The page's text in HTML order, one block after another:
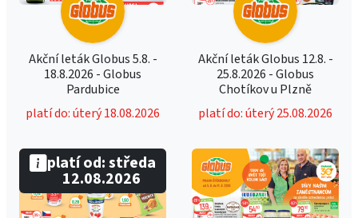
Akční leták Globus 5.8. -
18.8.2026 - Globus
Pardubice
platí do: úterý 18.08.2026
Akční leták Globus 12.8. -
25.8.2026 - Globus
Chotíkov u Plzně
platí do: úterý 25.08.2026
platí od: středa
12.08.2026